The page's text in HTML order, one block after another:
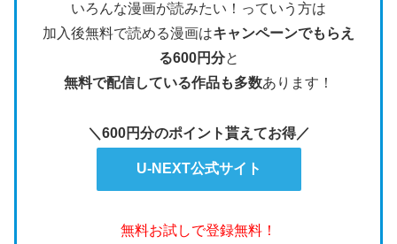
いろんな漫画が読みたい！っていう方は
加入後無料で読める漫画はキャンペーンでもらえ
る600円分と
無料で配信している作品も多数あります！
＼600円分のポイント貰えてお得／
U-NEXT公式サイト
無料お試しで登録無料！